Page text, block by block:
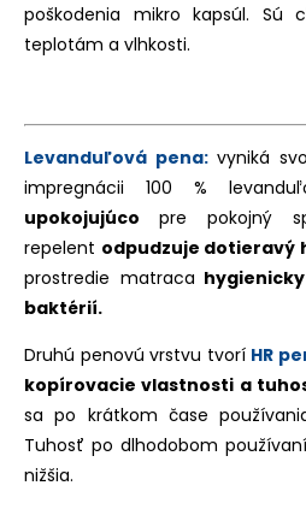
poškodenia mikro kapsúl. Sú
teplotám a vlhkosti.
Levanduľová pena:vyniká
impregnácii 100 %
upokojujúco pre pokojný
repelent odpudzuje dotieravý
prostredie matraca
baktérií.
Druhú penovú vrstvu tvorí HR
kopírovacie vlastnosti a
sa po krátkom čase
Tuhosť po dlhodobom
nižšia.